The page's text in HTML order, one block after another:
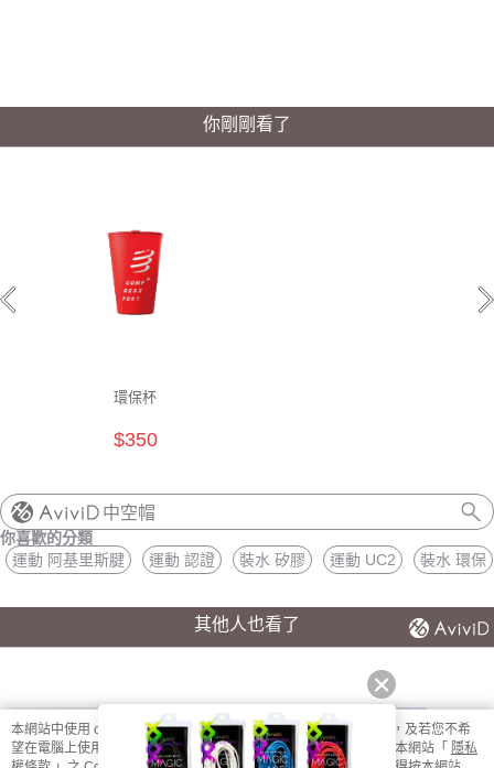
你剛剛看了
環保杯
$350
中空帽
你喜歡的分類
運動 阿基里斯腱
運動 認證 裝水 矽膠 運動 UC2 裝水 環保
其他人也看了
本網站中使用 cookie，欲查詢有關本網站使用 cookie 方式之詳情，及若您不希
望在電腦上使用 cookie 時應如何變更電腦的 cookie 設定，請參閱本網站「 隱私